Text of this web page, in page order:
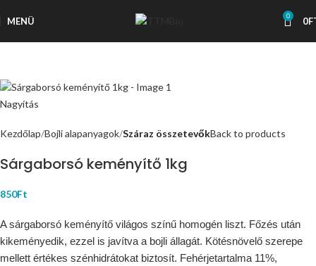
MENÜ 0 0
Nagyítás
Kezdőlap Bojli alapanyagok Száraz összetevőkBack to products
Sárgaborsó keményítő 1kg
850Ft
A sárgaborsó keményítő világos színű homogén liszt. Főzés után
kikeményedik, ezzel is javítva a bojli állagát. Kötésnövelő szerepe
mellett értékes szénhidrátokat biztosít. Fehérjetartalma 11%,